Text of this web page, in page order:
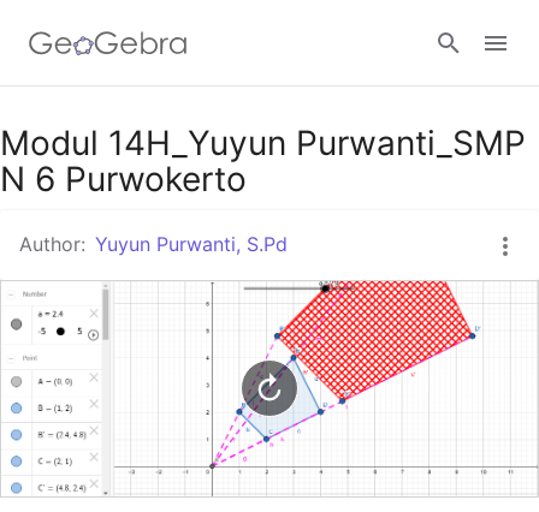
Google Classroom
Sign in
Modul 14H_Yuyun Purwanti_SMP
N 6 Purwokerto
Author: Yuyun Purwanti, S.Pd